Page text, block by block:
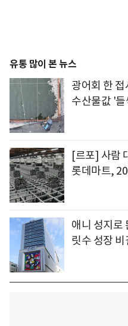
유통 많이 본 뉴스
광어회 한
수산물값 '
[르포] 사람
롯데마트,
애니 성지로
릿수 성장